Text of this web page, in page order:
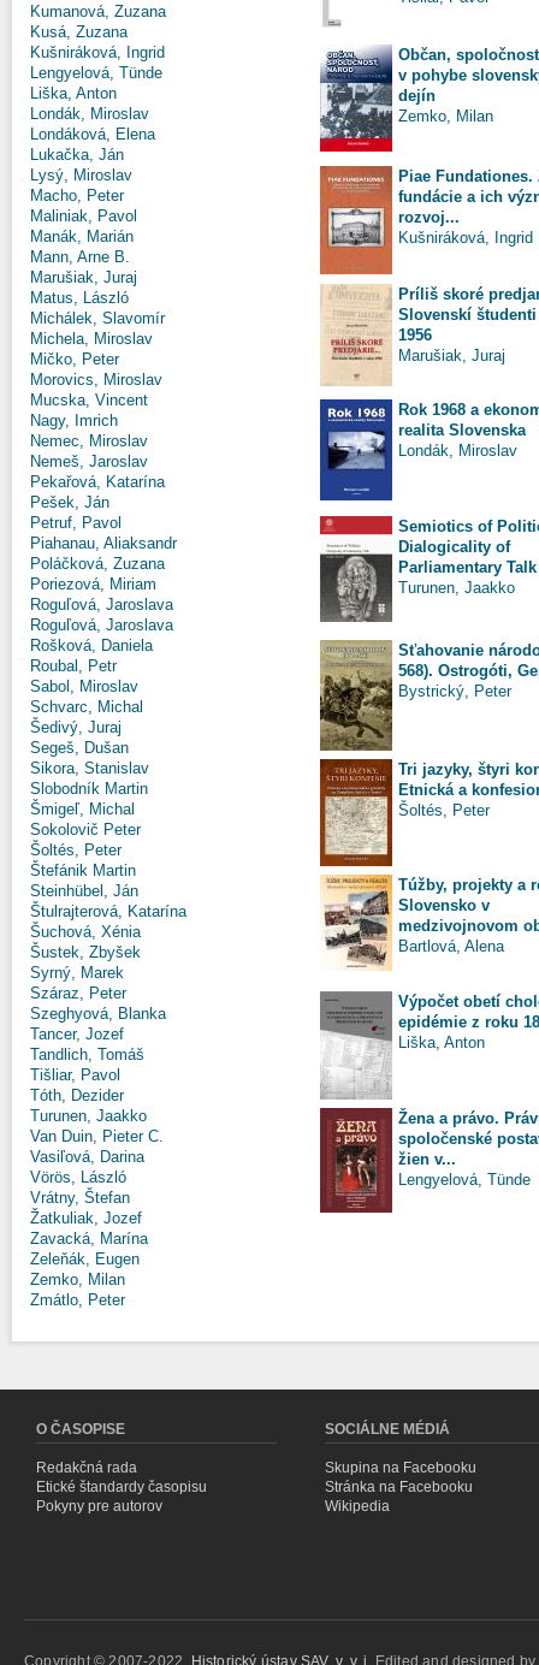
Kumanová, Zuzana
Kusá, Zuzana
Kušniráková, Ingrid
Lengyelová, Tünde
Liška, Anton
Londák, Miroslav
Londáková, Elena
Lukačka, Ján
Lysý, Miroslav
Macho, Peter
Maliniak, Pavol
Manák, Marián
Mann, Arne B.
Marušiak, Juraj
Matus, László
Michálek, Slavomír
Michela, Miroslav
Mičko, Peter
Morovics, Miroslav
Mucska, Vincent
Nagy, Imrich
Nemec, Miroslav
Nemeš, Jaroslav
Pekařová, Katarína
Pešek, Ján
Petruf, Pavol
Piahanau, Aliaksandr
Poláčková, Zuzana
Poriezová, Miriam
Roguľová, Jaroslava
Roguľová, Jaroslava
Rošková, Daniela
Roubal, Petr
Sabol, Miroslav
Schvarc, Michal
Šedivý, Juraj
Segeš, Dušan
Sikora, Stanislav
Slobodník Martin
Šmigeľ, Michal
Sokolovič Peter
Šoltés, Peter
Štefánik Martin
Steinhübel, Ján
Štulrajterová, Katarína
Šuchová, Xénia
Šustek, Zbyšek
Syrný, Marek
Száraz, Peter
Szeghyová, Blanka
Tancer, Jozef
Tandlich, Tomáš
Tišliar, Pavol
Tóth, Dezider
Turunen, Jaakko
Van Duin, Pieter C.
Vasiľová, Darina
Vörös, László
Vrátny, Štefan
Žatkuliak, Jozef
Zavacká, Marína
Zeleňák, Eugen
Zemko, Milan
Zmátlo, Peter
Občan,
v pohybe
dejín
Zemko, Milan
Piae Fundationes.
fundácie a ich
rozvoj...
Kušniráková, Ingrid
Príliš skoré
Slovenskí
1956
Marušiak, Juraj
Rok 1968 a
realita Slovenska
Londák, Miroslav
Semiotics of
Dialogicality of
Parliamentary Talk
Turunen, Jaakko
Sťahovanie
568). Ostrogóti,
Bystrický, Peter
Tri jazyky, štyri
Etnická a
Šoltés, Peter
Túžby, projekty a
Slovensko v
medzivojnovom
Bartlová, Alena
Výpočet obetí
epidémie z roku
Liška, Anton
Žena a právo.
spoločenské
žien v...
Lengyelová, Tünde
O ČASOPISE
Redakčná rada
Etické štandardy časopisu
Pokyny pre autorov
SOCIÁLNE MÉDIÁ
Skupina na Facebooku
Stránka na Facebooku
Wikipedia